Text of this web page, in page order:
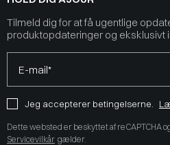
Tilmeld dig for at få ugentlige
produktopdateringer og eksklusivt
E-mail*
Jeg accepterer betingelserne.
Dette websted er beskyttet af reCAPTCHA
Servicevilkår gælder.